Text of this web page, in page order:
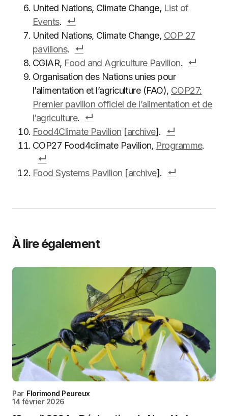
United Nations, Climate Change, List of
Events.
United Nations, Climate Change, COP 27
pavilions.
CGIAR, Food and Agriculture Pavilion.
Organisation des Nations unies pour
l’alimentation et l’agriculture (FAO), COP27:
Premier pavillon officiel de l’alimentation et de
l’agriculture.
Food4Climate Pavilion [archive].
COP27 Food4climate Pavilion, Programme.
Food Systems Pavilion [archive].
À lire également
Par Florimond Peureux
14 février 2026